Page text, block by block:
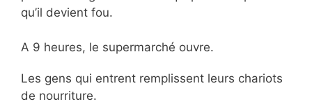
qu’il devient fou.
A 9 heures, le supermarché ouvre.
Les gens qui entrent remplissent leurs chariots
de nourriture.